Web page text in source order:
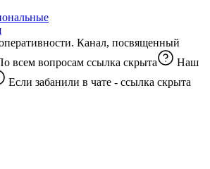
Канал, посвященный
всем вопросам ссылка скрыта
Наш
Если забанили в чате - ссылка скрыта